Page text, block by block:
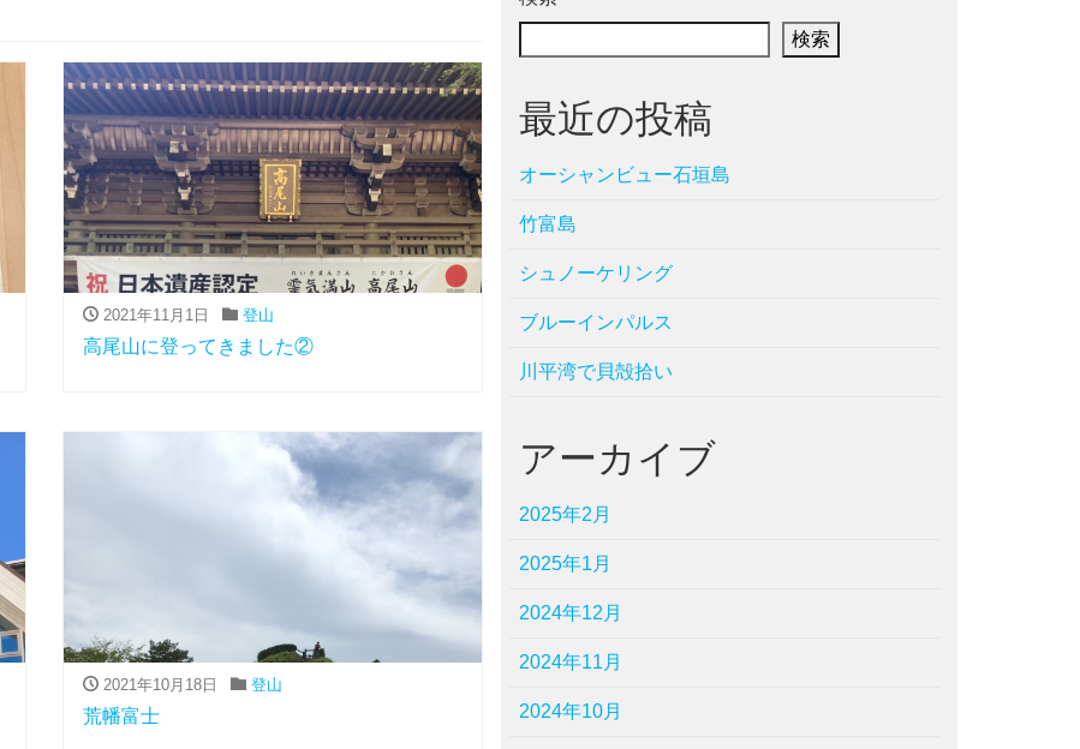
2021年11月1日 登山
高尾山に登ってきました②
2021年10月18日 登山
荒幡富士
検索
最近の投稿
オーシャンビュー石垣島
竹富島
シュノーケリング
ブルーインパルス
川平湾で貝殻拾い
アーカイブ
2025年2月
2025年1月
2024年12月
2024年11月
2024年10月